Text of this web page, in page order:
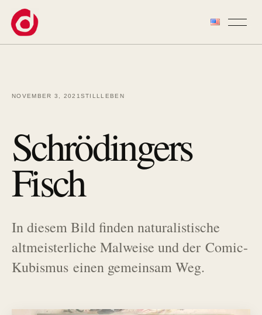
Zum Inhalt springen
NOVEMBER 3, 2021 STILLLEBEN
Schrödingers
Fisch
In diesem Bild finden naturalistische
altmeisterliche Malweise und der Comic-
Kubismus einen gemeinsam Weg.